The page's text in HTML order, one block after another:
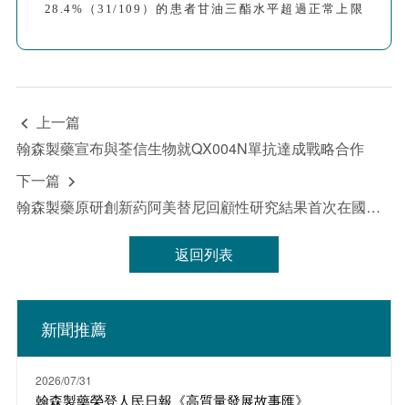
28.4%（31/109）的患者甘油三酯水平超過正常上限
的30%；15.6%（17/109）的患者總膽固醇水平超過
的30%；11%（12/109）的患者VLDL水平超過
30%；14.7%（16/109）的患者HDL水平超過ULN。
此外，在1年的TMF治療后，大約11%（12/109）的患
者外周血ApoB略超ULN，但TMF治療前後，平均
ApoB水平沒有顯著差異。
研究結論：接受TMF治療的患者可能在某些血脂指標
上出現輕微異常，但影響較小，其臨床意義尚不明
 上一篇
翰森製藥宣布與荃信生物就QX004N單抗達成戰略合作
下一篇 
翰森製藥原研創新葯阿美替尼回顧性研究結果首次在國際知名藥理學期刊發布
返回列表
新聞推薦
2026/07/31
翰森製藥榮登人民日報《高質量發展故事匯》